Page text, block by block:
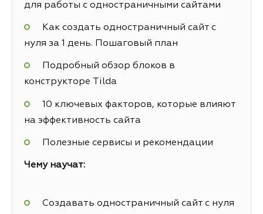
для работы с одностраничными сайтами
Как создать одностраничный сайт с
нуля за 1 день. Пошаговый план
Подробный обзор блоков в
конструкторе Tilda
10 ключевых факторов, которые влияют
на эффективность сайта
Полезные сервисы и рекомендации
Чему научат:
Создавать одностраничный сайт с нуля